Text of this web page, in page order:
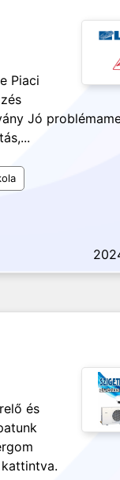
Piaci
Jó
és